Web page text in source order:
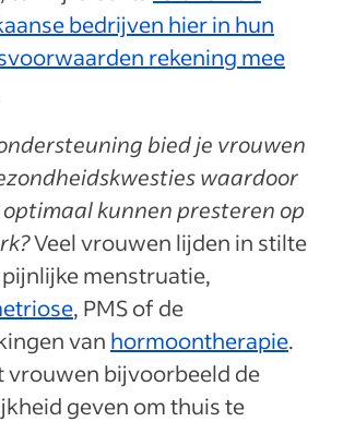
bedrijven hier in hun
rekening mee
bied je vrouwen
waardoor
kunnen presteren op
Veel vrouwen lijden in stilte
menstruatie,
, PMS of de
van hormoontherapie.
vrouwen bijvoorbeeld de
geven om thuis te